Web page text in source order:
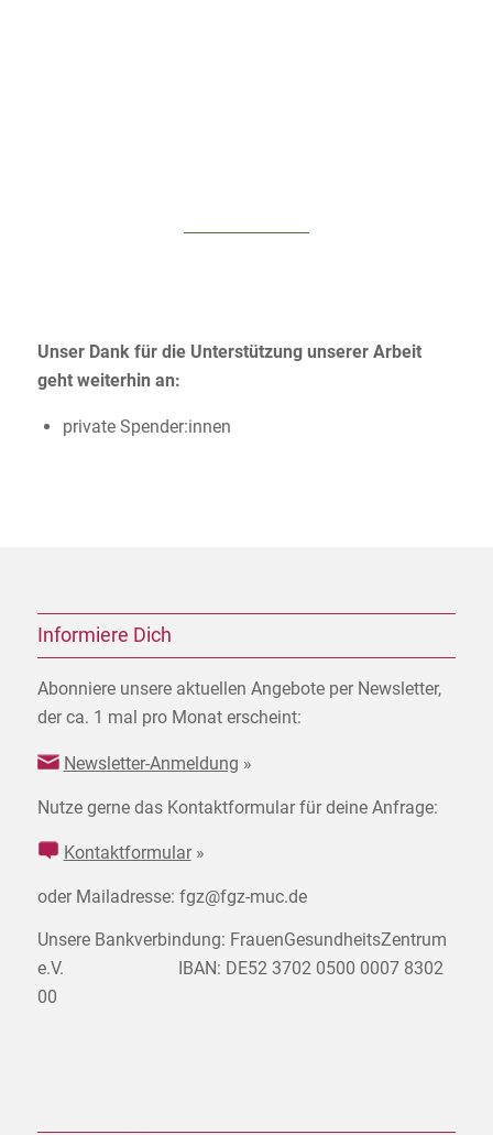
Unser Dank für die Unterstützung unserer Arbeit
geht weiterhin an:
private Spender:innen
Informiere Dich
Abonniere unsere aktuellen Angebote per Newsletter,
der ca. 1 mal pro Monat erscheint:
Newsletter-Anmeldung »
Nutze gerne das Kontaktformular für deine Anfrage:
Kontaktformular»
oder Mailadresse: fgz@fgz-muc.de
Unsere Bankverbindung: FrauenGesundheitsZentrum
e.V. IBAN: DE52 3702 0500 0007 8302
00